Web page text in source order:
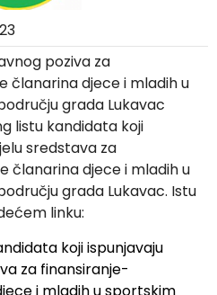
poziva za
članarina djece i mladih u
grada Lukavac
listu kandidata koji
sredstava za
članarina djece i mladih u
grada Lukavac. Istu
linku:
koji ispunjavaju
za finansiranje-
i mladih u sportskim